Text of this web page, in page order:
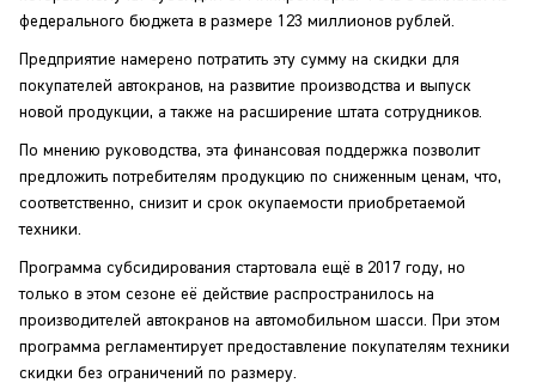
федерального бюджета в размере 123 миллионов рублей.
Предприятие намерено потратить эту сумму на скидки для
покупателей автокранов, на развитие производства и выпуск
новой продукции, а также на расширение штата сотрудников.
По мнению руководства, эта финансовая поддержка позволит
предложить потребителям продукцию по сниженным ценам, что,
соответственно, снизит и срок окупаемости приобретаемой
техники.
Программа субсидирования стартовала ещё в 2017 году, но
только в этом сезоне её действие распространилось на
производителей автокранов на автомобильном шасси. При этом
программа регламентирует предоставление покупателям техники
скидки без ограничений по размеру.